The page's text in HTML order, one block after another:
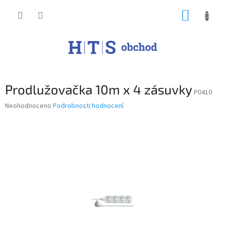
Prodlužovačka 10m x 4 zásuvky P0410
Průměrné
Neohodnoceno Podrobnosti hodnocení